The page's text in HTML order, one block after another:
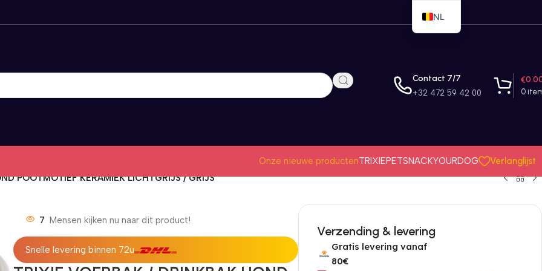
Contact 7/7
+32 472 59 42 00 0
€
Onze nieuwe productenTRIXIEPETSNACKYOURDOG
Verlanglijst
POOTMOTIEF KERAMIEK LICHTGRIJS / GRIJS
7 Mensen kijken nu naar dit product!
Snelle levering binnen 72u
Verzending & levering
Gratis levering vanaf
80€
NL
EN